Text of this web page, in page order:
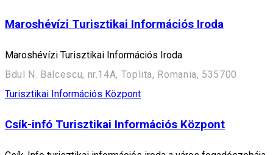
Maroshévízi Turisztikai Információs Iroda
Maroshévízi Turisztikai Információs Iroda
Bdul N. Balcescu, nr.14A, Toplita, Romania, 535700
Turisztikai Információs Központ
Csík-infó Turisztikai Információs Központ